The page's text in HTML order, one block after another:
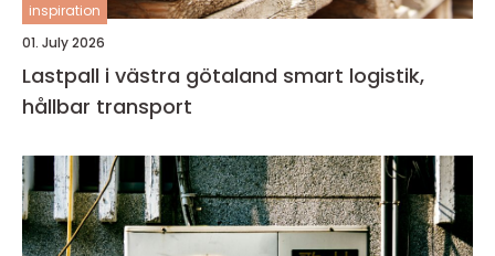
inspiration
01. July 2026
Lastpall i västra götaland smart logistik,
hållbar transport